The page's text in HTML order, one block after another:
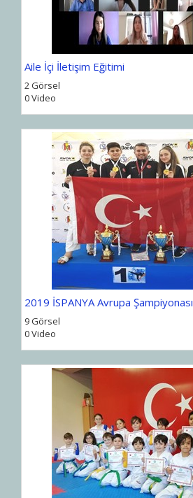
Aile İçi İletişim Eğitimi
2 Görsel
0 Video
2019 İSPANYA Avrupa Şampiyonası
9 Görsel
0 Video